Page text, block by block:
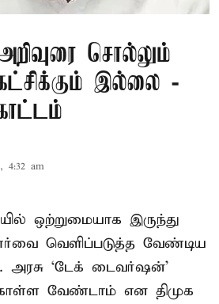
அறிவுரை சொல்லும்
இல்லை -
4:32 am
ஒற்றுமையாக இருந்து
வெளிப்படுத்த வேண்டிய
அரசு ‘டேக் டைவர்ஷன்’
வேண்டாம் என திமுக